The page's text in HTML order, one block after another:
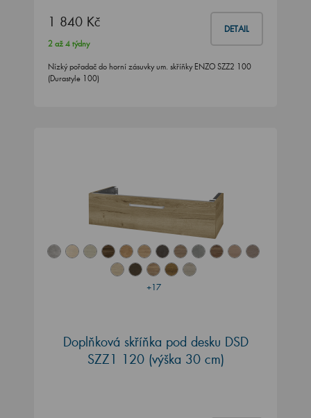
1 840 Kč DETAIL
2 až 4 týdny
Nízký pořadač do horní zásuvky um. skříňky ENZO SZZ2 100
(Durastyle 100)
+17
Doplňková skříňka pod desku DSD
SZZ1 120 (výška 30 cm)